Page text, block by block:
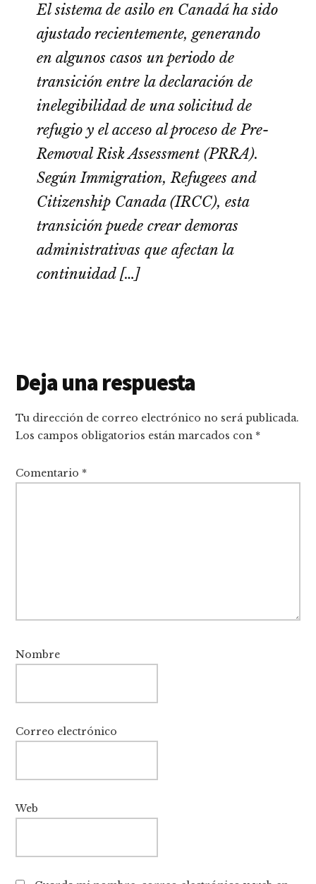
El sistema de asilo en Canadá ha sido
ajustado recientemente, generando
en algunos casos un periodo de
transición entre la declaración de
inelegibilidad de una solicitud de
refugio y el acceso al proceso de Pre-
Removal Risk Assessment (PRRA).
Según Immigration, Refugees and
Citizenship Canada (IRCC), esta
transición puede crear demoras
administrativas que afectan la
continuidad […]
Interacciones
con
los
Deja una respuesta
Tu dirección de correo electrónico no será publicada.
Los campos obligatorios están marcados con *
Comentario *
Nombre
Correo electrónico
Web